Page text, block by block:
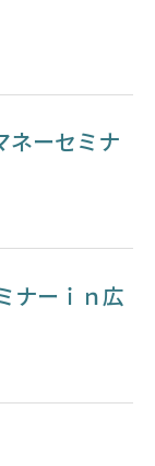
ネーセミナ
ナーｉｎ広